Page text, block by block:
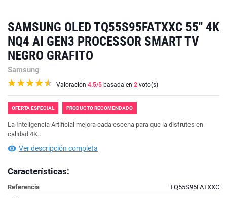
SAMSUNG OLED TQ55S95FATXXC 55'' 4K
NQ4 AI GEN3 PROCESSOR SMART TV
NEGRO GRAFITO
Samsung
Valoración 4.5/5 basada en 2 voto(s)
OFERTA ESPECIAL PRODUCTO RECOMENDADO
La Inteligencia Artificial mejora cada escena para que la disfrutes en
calidad 4K.
Ver descripción completa
Características:
Referencia TQ55S95FATXXC